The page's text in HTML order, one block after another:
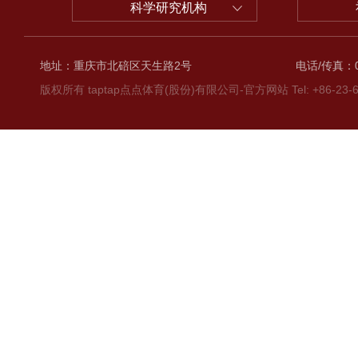
科学研究机构
地址：重庆市北碚区天生路2号
电话/传真
版权所有 taptap点点体育(股份)有限公司-官方网站 Tel: +86-23-